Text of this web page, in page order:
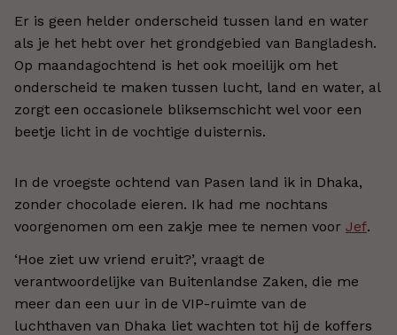
Er is geen helder onderscheid tussen land en water
als je het hebt over het grondgebied van Bangladesh.
Op maandagochtend is het ook moeilijk om het
onderscheid te maken tussen lucht, land en water, al
zorgt een occasionele bliksemschicht wel voor een
beetje licht in de vochtige duisternis.
In de vroegste ochtend van Pasen land ik in Dhaka,
zonder chocolade eieren. Ik had me nochtans
voorgenomen om een zakje mee te nemen voor Jef.
‘Hoe ziet uw vriend eruit?’, vraagt de
verantwoordelijke van Buitenlandse Zaken, die me
meer dan een uur in de VIP-ruimte van de
luchthaven van Dhaka liet wachten tot hij de koffers